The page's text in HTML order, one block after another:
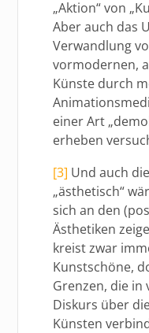
„Aktion“ von
Aber auch das
Verwandlung
vormodernen,
Künste durch
einer Art
erheben
[3] Und auch
„ästhetisch“
sich an den
Ästhetiken
kreist zwar
Kunstschöne,
Grenzen, die
Diskurs über
Künsten